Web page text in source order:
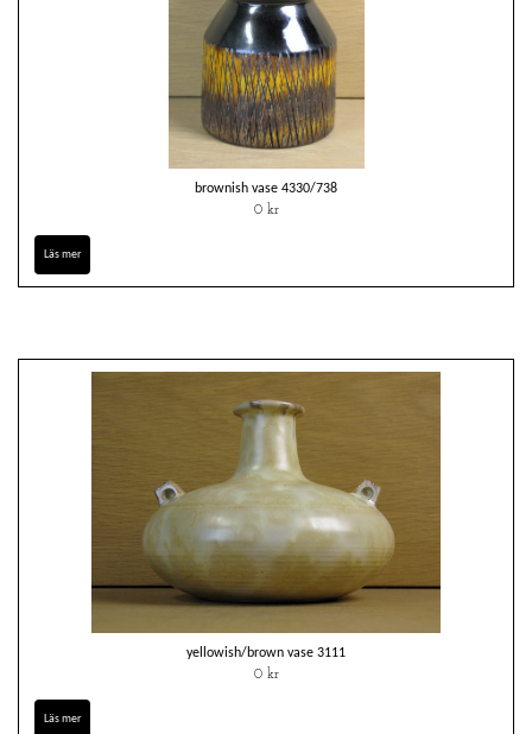
brownish vase 4330/738
0 kr
Läs mer
yellowish/brown vase 3111
0 kr
Läs mer